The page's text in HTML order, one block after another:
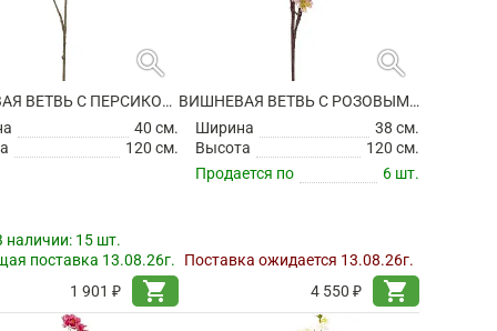
search
ВИШНЕВАЯ ВЕТВЬ С ПЕРСИКОВЫМИ ЦВЕТАМИ ИСКУССТВЕННАЯ
40 см.
120 см.
наличии: 15 шт.
поставка 13.08.26г.
1 901 ₽
shopping_cart
search
ВИШНЕВАЯ ВЕТВЬ С РОЗОВЫМИ ЦВЕТАМИ ИСКУССТВЕННАЯ
Ширина
38 см.
Высота
120 см.
Продается по
6 шт.
Поставка ожидается 13.08.26г.
4 550 ₽
shopping_cart